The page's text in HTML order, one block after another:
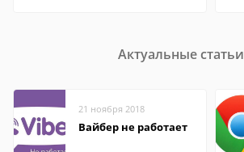
Актуальные статьи
21 ноября 2018
Вайбер не работает